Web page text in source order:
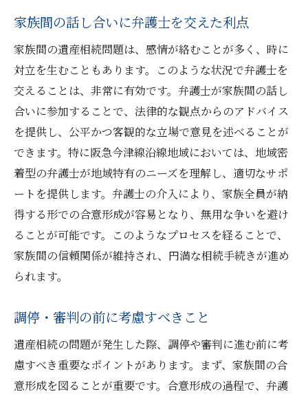
家族間の話し合いに弁護士を交えた利点
家族間の遺産相続問題は、感情が絡むことが多く、時に
対立を生むこともあります。このような状況で弁護士を
交えることは、非常に有効です。弁護士が家族間の話し
合いに参加することで、法律的な観点からのアドバイス
を提供し、公平かつ客観的な立場で意見を述べることが
できます。特に阪急今津線沿線地域においては、地域密
着型の弁護士が地域特有のニーズを理解し、適切なサポ
ートを提供します。弁護士の介入により、家族全員が納
得する形での合意形成が容易となり、無用な争いを避け
ることが可能です。このようなプロセスを経ることで、
家族間の信頼関係が維持され、円満な相続手続きが進め
られます。
調停・審判の前に考慮すべきこと
遺産相続の問題が発生した際、調停や審判に進む前に考
慮すべき重要なポイントがあります。まず、家族間の合
意形成を図ることが重要です。合意形成の過程で、弁護